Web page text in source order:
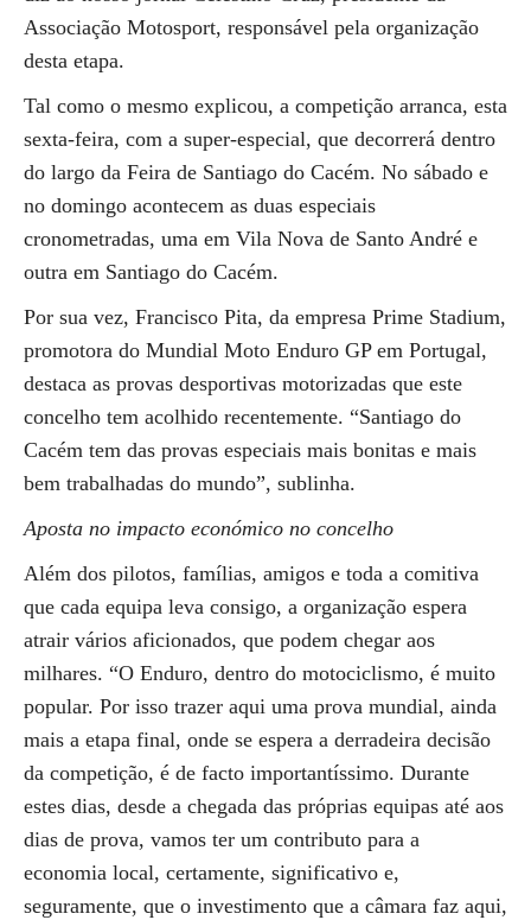
Associação Motosport, responsável pela organização
desta etapa.
Tal como o mesmo explicou, a competição arranca, esta
sexta-feira, com a super-especial, que decorrerá dentro
do largo da Feira de Santiago do Cacém. No sábado e
no domingo acontecem as duas especiais
cronometradas, uma em Vila Nova de Santo André e
outra em Santiago do Cacém.
Por sua vez, Francisco Pita, da empresa Prime Stadium,
promotora do Mundial Moto Enduro GP em Portugal,
destaca as provas desportivas motorizadas que este
concelho tem acolhido recentemente. “Santiago do
Cacém tem das provas especiais mais bonitas e mais
bem trabalhadas do mundo”, sublinha.
Aposta no impacto económico no concelho
Além dos pilotos, famílias, amigos e toda a comitiva
que cada equipa leva consigo, a organização espera
atrair vários aficionados, que podem chegar aos
milhares. “O Enduro, dentro do motociclismo, é muito
popular. Por isso trazer aqui uma prova mundial, ainda
mais a etapa final, onde se espera a derradeira decisão
da competição, é de facto importantíssimo. Durante
estes dias, desde a chegada das próprias equipas até aos
dias de prova, vamos ter um contributo para a
economia local, certamente, significativo e,
seguramente, que o investimento que a câmara faz aqui,